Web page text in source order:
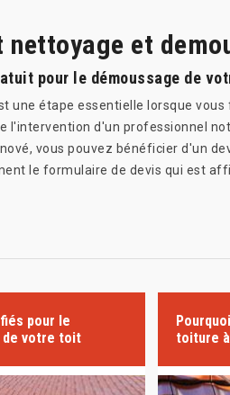
et
pour le démoussage de
une étape essentielle lorsque
l'intervention d'un professionnel
vous pouvez bénéficier d'un
le formulaire de devis qui est
pour le
de votre toit
toiture à